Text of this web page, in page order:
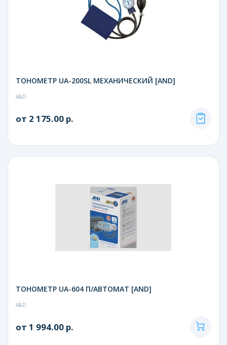
ТОНОМЕТР UA-200SL МЕХАНИЧЕСКИЙ [AND]
A&D
от 2 175.00 р.
ТОНОМЕТР UA-604 П/АВТОМАТ [AND]
A&D
от 1 994.00 р.